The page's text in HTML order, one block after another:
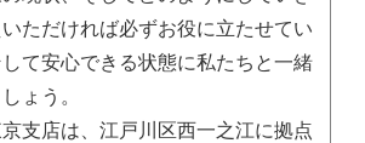
ただければ必ずお役に立たせてい
て安心できる状態に私たちと一緒
ょう。
支店は、江戸川区西一之江に拠点